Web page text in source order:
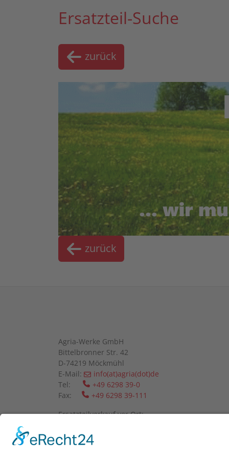
Ersatzteil-Suche
zurück
zurück
Agria-Werke GmbH
Bittelbronner Str. 42
D-74219 Möckmühl
E-Mail:
info(at)agria(dot)de
Tel:
+49 6298 39-0
Fax:
+49 6298 39-111
Ersatzteilverkauf vor Ort:
Wir bitten um telefonische Anmeldung.